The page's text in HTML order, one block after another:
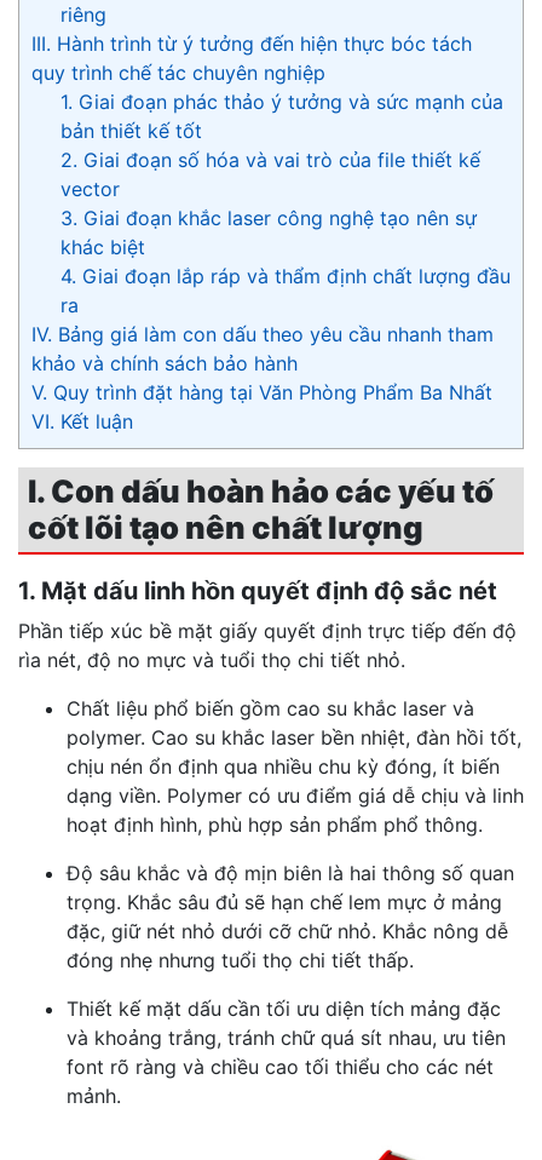
riêng
III. Hành trình từ ý tưởng đến hiện thực bóc tách
quy trình chế tác chuyên nghiệp
1. Giai đoạn phác thảo ý tưởng và sức mạnh của
bản thiết kế tốt
2. Giai đoạn số hóa và vai trò của file thiết kế
vector
3. Giai đoạn khắc laser công nghệ tạo nên sự
khác biệt
4. Giai đoạn lắp ráp và thẩm định chất lượng đầu
ra
IV. Bảng giá làm con dấu theo yêu cầu nhanh tham
khảo và chính sách bảo hành
V. Quy trình đặt hàng tại Văn Phòng Phẩm Ba Nhất
VI. Kết luận
I. Con dấu hoàn hảo các yếu tố
cốt lõi tạo nên chất lượng
1. Mặt dấu linh hồn quyết định độ sắc nét
Phần tiếp xúc bề mặt giấy quyết định trực tiếp đến độ
rìa nét, độ no mực và tuổi thọ chi tiết nhỏ.
Chất liệu phổ biến gồm cao su khắc laser và
polymer. Cao su khắc laser bền nhiệt, đàn hồi tốt,
chịu nén ổn định qua nhiều chu kỳ đóng, ít biến
dạng viền. Polymer có ưu điểm giá dễ chịu và linh
hoạt định hình, phù hợp sản phẩm phổ thông.
Độ sâu khắc và độ mịn biên là hai thông số quan
trọng. Khắc sâu đủ sẽ hạn chế lem mực ở mảng
đặc, giữ nét nhỏ dưới cỡ chữ nhỏ. Khắc nông dễ
đóng nhẹ nhưng tuổi thọ chi tiết thấp.
Thiết kế mặt dấu cần tối ưu diện tích mảng đặc
và khoảng trắng, tránh chữ quá sít nhau, ưu tiên
font rõ ràng và chiều cao tối thiểu cho các nét
mảnh.